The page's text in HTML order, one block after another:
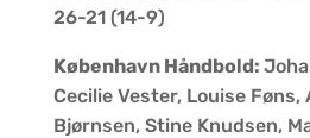
26-21 (14-9)
København Håndbold:
Cecilie Vester, Louise Føns,
Bjørnsen, Stine Knudsen,